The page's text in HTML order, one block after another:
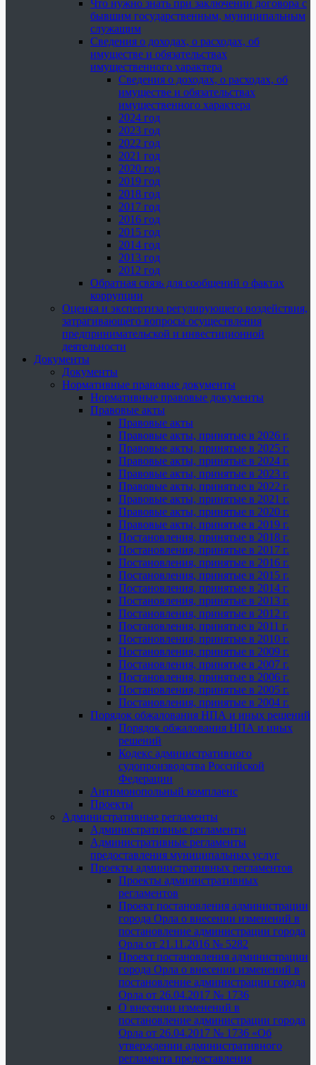
Что нужно знать при заключении договора с
бывшим государственным, муниципальным
служащим
Сведения о доходах, о расходах, об
имуществе и обязательствах
имущественного характера
Сведения о доходах, о расходах, об
имуществе и обязательствах
имущественного характера
2024 год
2023 год
2022 год
2021 год
2020 год
2019 год
2018 год
2017 год
2016 год
2015 год
2014 год
2013 год
2012 год
Обратная связь для сообщений о фактах
коррупции
Оценка и экспертиза регулирующего воздействия,
затрагивающего вопросы осуществления
предпринимательской и инвестиционной
деятельности
Документы
Документы
Нормативные правовые документы
Нормативные правовые документы
Правовые акты
Правовые акты
Правовые акты, принятые в 2026 г.
Правовые акты, принятые в 2025 г.
Правовые акты, принятые в 2024 г.
Правовые акты, принятые в 2023 г.
Правовые акты, принятые в 2022 г.
Правовые акты, принятые в 2021 г.
Правовые акты, принятые в 2020 г.
Правовые акты, принятые в 2019 г.
Постановления, принятые в 2018 г.
Постановления, принятые в 2017 г.
Постановления, принятые в 2016 г.
Постановления, принятые в 2015 г.
Постановления, принятые в 2014 г.
Постановления, принятые в 2013 г.
Постановления, принятые в 2012 г.
Постановления, принятые в 2011 г.
Постановления, принятые в 2010 г.
Постановления, принятые в 2009 г.
Постановления, принятые в 2007 г.
Постановления, принятые в 2006 г.
Постановления, принятые в 2005 г.
Постановления, принятые в 2004 г.
Порядок обжалования НПА и иных решений
Порядок обжалования НПА и иных
решений
Кодекс административного
судопроизводства Российской
Федерации
Антимонопольный комплаенс
Проекты
Административные регламенты
Административные регламенты
Административные регламенты
предоставления муниципальных услуг
Проекты административных регламентов
Проекты административных
регламентов
Проект постановления администрации
города Орла о внесении изменений в
постановление администрации города
Орла от 21.11.2016 № 5282
Проект постановления администрации
города Орла о внесении изменений в
постановление администрации города
Орла от 26.04.2017 № 1736
О внесении изменений в
постановление администрации города
Орла от 26.04.2017 № 1736 «Об
утверждении административного
регламента предоставления